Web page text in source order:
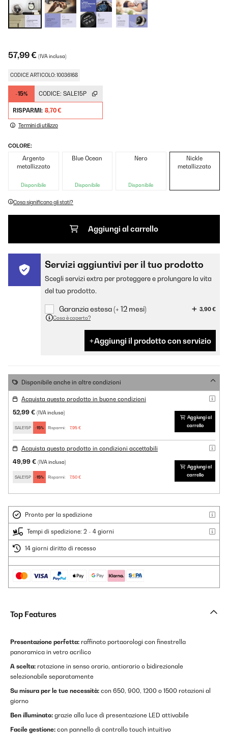
57,99 € (IVA inclusa)
CODICE ARTICOLO: 10036168
-15% CODICE: SALE15P
RISPARMI: 8,70 €
Termini di utilizzo
COLORE:
Argento
metallizzato
Disponibile
Blue Ocean
Disponibile
Nero
Disponibile
Nickle
metallizzato
Cosa significano gli stati?
Aggiungi al carrello
Servizi aggiuntivi per il tuo prodotto
Scegli servizi extra per proteggere e prolungare la vita
del tuo prodotto.
Garanzia estesa (+ 12 mesi)
3,90 €
Cosa è coperto?
Aggiungi il prodotto con servizio
Disponibile anche in altre condizioni
Acquista questo prodotto in buone condizioni
52,99 € (IVA inclusa)
SALE15P -15% Risparmi: 7,95 €
Aggiungi al
carrello
Acquista questo prodotto in condizioni accettabili
49,99 € (IVA inclusa)
SALE15P -15% Risparmi: 7,50 €
Aggiungi al
carrello
Pronto per la spedizione
Tempi di spedizione: 2 - 4 giorni
14 giorni diritto di recesso
Top Features
Presentazione perfetta: raffinato portaorologi con finestrella
panoramica in vetro acrilico
A scelta: rotazione in senso orario, antiorario o bidirezionale
selezionabile separatamente
Su misura per le tue necessità: con 650, 900, 1200 o 1500 rotazioni al
giorno
Ben illuminato: grazie alla luce di presentazione LED attivabile
Facile gestione: con pannello di controllo touch intuitivo